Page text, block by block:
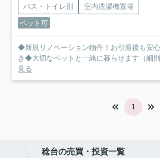
バス・トイレ別
室内洗濯機置場
ペット可
◆新規リノベーション物件！お引渡後も安
き◆大切なペットと一緒に暮らせます（細
見る
1
稔台の売買・投資一覧